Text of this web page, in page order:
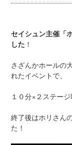
セイシュン主催「
した ！
さざんかホールの
れたイベントで、
１０分×２ステー
終了後はホリさん
た！